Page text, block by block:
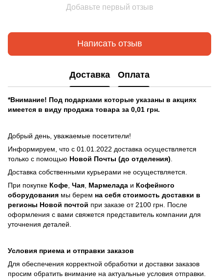
Добавьте первый отзыв
Написать отзыв
Доставка Оплата
*Внимание! Под подарками которые указаны в акциях
имеется в виду продажа товара за 0,01 грн.
Добрый день, уважаемые посетители!
Информируем, что с 01.01.2022 доставка осуществляется
только с помощью Новой Почты (до отделения)
Доставка собственными курьерами не осуществляется.
При покупке Кофе Чая Мармелада и Кофейного
оборудования мы берем на себя стоимость доставки в
регионы Новой почтой при заказе от 2100 грн. После
оформления с вами свяжется представитель компании для
уточнения деталей.
Условия приема и отправки заказов
Для обеспечения корректной обработки и доставки заказов
просим обратить внимание на актуальные условия отправки.